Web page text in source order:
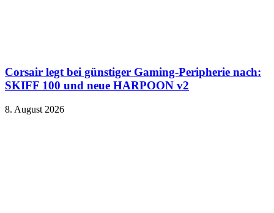
Corsair legt bei günstiger Gaming-Peripherie nach:
SKIFF 100 und neue HARPOON v2
8. August 2026